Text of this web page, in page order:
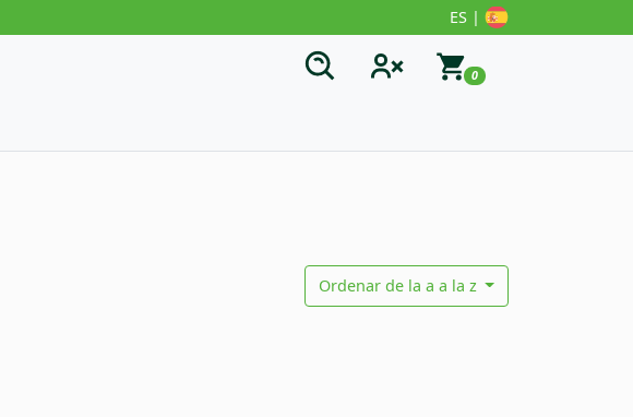
ES |
0
Ordenar de la a a la z